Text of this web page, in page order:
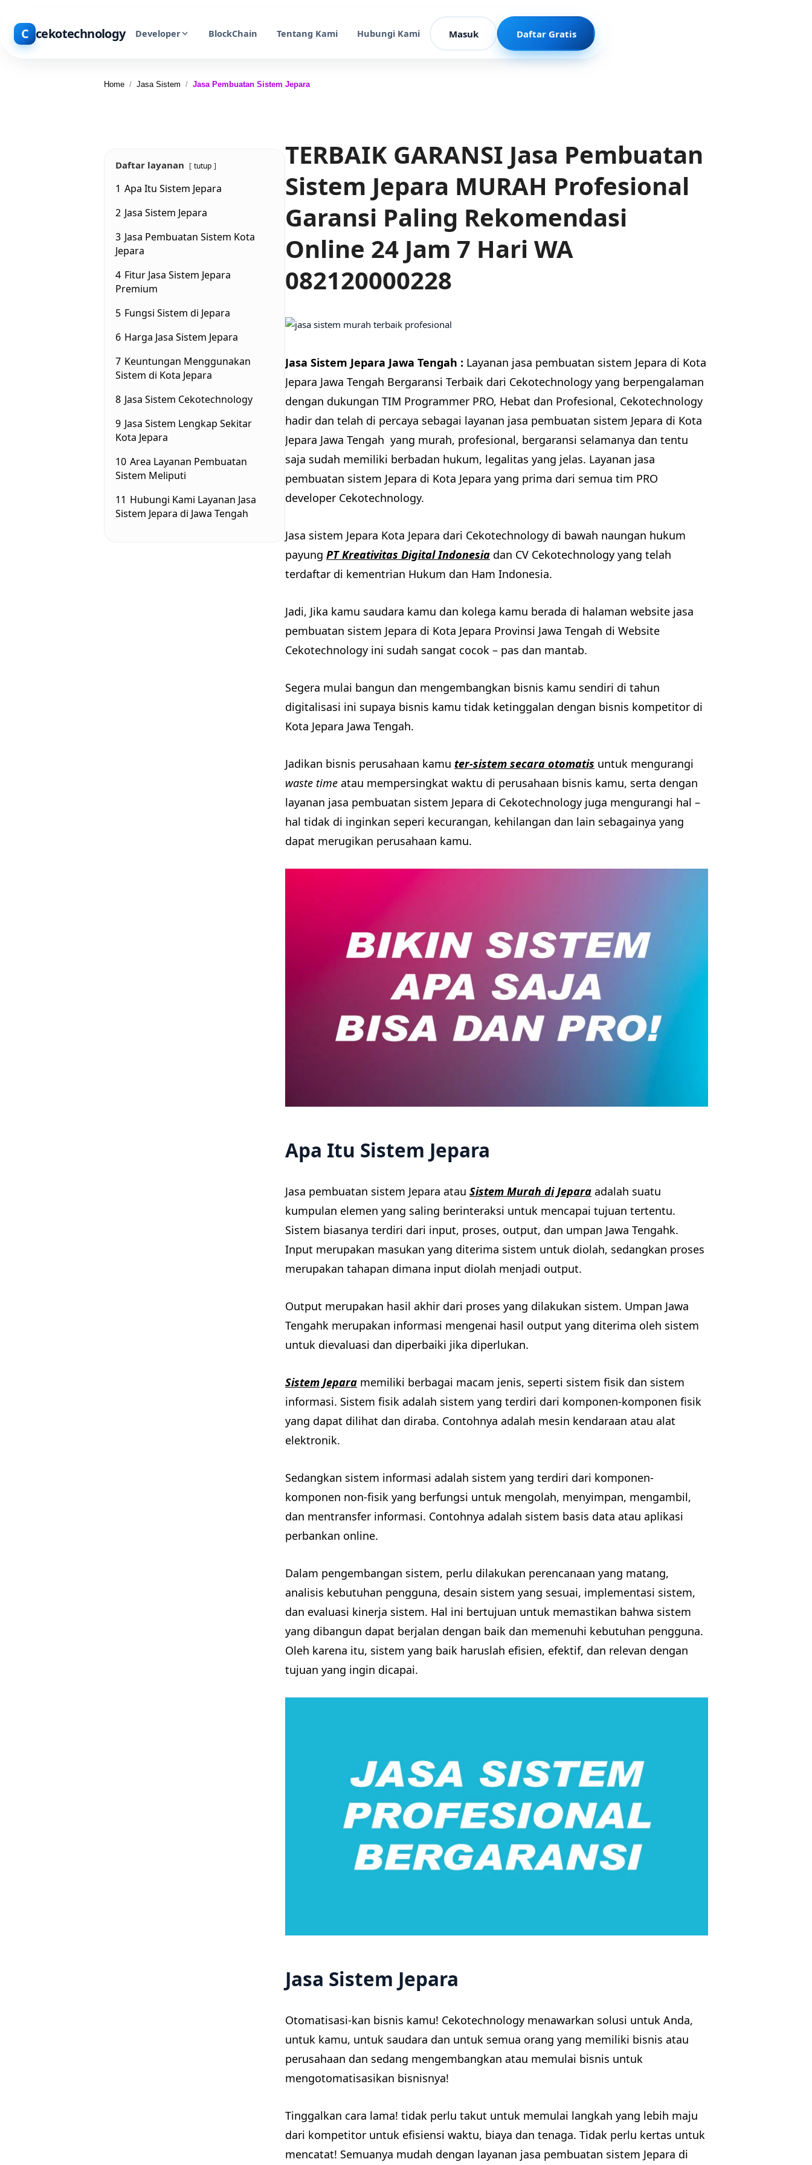
C cekotechnology Developer BlockChain Tentang Kami Hubungi Kami Masuk Daftar Gratis
Home / Jasa Sistem / Jasa Pembuatan Sistem Jepara
Daftar layanan tutup
1 Apa Itu Sistem Jepara
2 Jasa Sistem Jepara
3 Jasa Pembuatan Sistem Kota
Jepara
4 Fitur Jasa Sistem Jepara
Premium
5 Fungsi Sistem di Jepara
6 Harga Jasa Sistem Jepara
7 Keuntungan Menggunakan
Sistem di Kota Jepara
8 Jasa Sistem Cekotechnology
9 Jasa Sistem Lengkap Sekitar
Kota Jepara
10 Area Layanan Pembuatan
Sistem Meliputi
11 Hubungi Kami Layanan Jasa
Sistem Jepara di Jawa Tengah
TERBAIK GARANSI Jasa Pembuatan
Sistem Jepara MURAH Profesional
Garansi Paling Rekomendasi
Online 24 Jam 7 Hari WA
082120000228
Jasa Sistem Jepara Jawa Tengah : Layanan jasa pembuatan sistem Jepara di Kota
Jepara Jawa Tengah Bergaransi Terbaik dari Cekotechnology yang berpengalaman
dengan dukungan TIM Programmer PRO, Hebat dan Profesional, Cekotechnology
hadir dan telah di percaya sebagai layanan jasa pembuatan sistem Jepara di Kota
Jepara Jawa Tengah yang murah, profesional, bergaransi selamanya dan tentu
saja sudah memiliki berbadan hukum, legalitas yang jelas. Layanan jasa
pembuatan sistem Jepara di Kota Jepara yang prima dari semua tim PRO
developer Cekotechnology.
Jasa sistem Jepara Kota Jepara dari Cekotechnology di bawah naungan hukum
payung PT Kreativitas Digital Indonesia dan CV Cekotechnology yang telah
terdaftar di kementrian Hukum dan Ham Indonesia.
Jadi, Jika kamu saudara kamu dan kolega kamu berada di halaman website jasa
pembuatan sistem Jepara di Kota Jepara Provinsi Jawa Tengah di Website
Cekotechnology ini sudah sangat cocok – pas dan mantab.
Segera mulai bangun dan mengembangkan bisnis kamu sendiri di tahun
digitalisasi ini supaya bisnis kamu tidak ketinggalan dengan bisnis kompetitor di
Kota Jepara Jawa Tengah.
Jadikan bisnis perusahaan kamu ter-sistem secara otomatis untuk mengurangi
waste time atau mempersingkat waktu di perusahaan bisnis kamu, serta dengan
layanan jasa pembuatan sistem Jepara di Cekotechnology juga mengurangi hal –
hal tidak di inginkan seperi kecurangan, kehilangan dan lain sebagainya yang
dapat merugikan perusahaan kamu.
Apa Itu Sistem Jepara
Jasa pembuatan sistem Jepara atau Sistem Murah di Jepara adalah suatu
kumpulan elemen yang saling berinteraksi untuk mencapai tujuan tertentu.
Sistem biasanya terdiri dari input, proses, output, dan umpan Jawa Tengahk.
Input merupakan masukan yang diterima sistem untuk diolah, sedangkan proses
merupakan tahapan dimana input diolah menjadi output.
Output merupakan hasil akhir dari proses yang dilakukan sistem. Umpan Jawa
Tengahk merupakan informasi mengenai hasil output yang diterima oleh sistem
untuk dievaluasi dan diperbaiki jika diperlukan.
Sistem Jepara memiliki berbagai macam jenis, seperti sistem fisik dan sistem
informasi. Sistem fisik adalah sistem yang terdiri dari komponen-komponen fisik
yang dapat dilihat dan diraba. Contohnya adalah mesin kendaraan atau alat
elektronik.
Sedangkan sistem informasi adalah sistem yang terdiri dari komponen-
komponen non-fisik yang berfungsi untuk mengolah, menyimpan, mengambil,
dan mentransfer informasi. Contohnya adalah sistem basis data atau aplikasi
perbankan online.
Dalam pengembangan sistem, perlu dilakukan perencanaan yang matang,
analisis kebutuhan pengguna, desain sistem yang sesuai, implementasi sistem,
dan evaluasi kinerja sistem. Hal ini bertujuan untuk memastikan bahwa sistem
yang dibangun dapat berjalan dengan baik dan memenuhi kebutuhan pengguna.
Oleh karena itu, sistem yang baik haruslah efisien, efektif, dan relevan dengan
tujuan yang ingin dicapai.
Jasa Sistem Jepara
Otomatisasi-kan bisnis kamu! Cekotechnology menawarkan solusi untuk Anda,
untuk kamu, untuk saudara dan untuk semua orang yang memiliki bisnis atau
perusahaan dan sedang mengembangkan atau memulai bisnis untuk
mengotomatisasikan bisnisnya!
Tinggalkan cara lama! tidak perlu takut untuk memulai langkah yang lebih maju
dari kompetitor untuk efisiensi waktu, biaya dan tenaga. Tidak perlu kertas untuk
mencatat! Semuanya mudah dengan layanan jasa pembuatan sistem Jepara di